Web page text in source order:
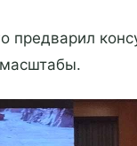
предварил
масштабы.